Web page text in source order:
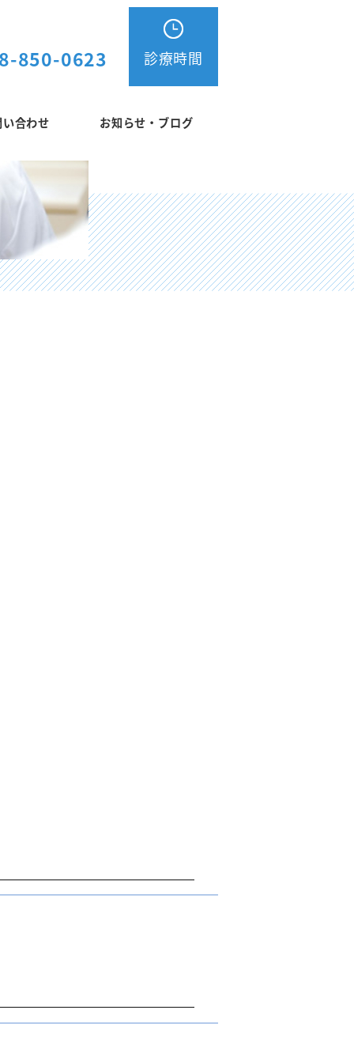
850-0623 診療時間
合わせ お知らせ・ブログ